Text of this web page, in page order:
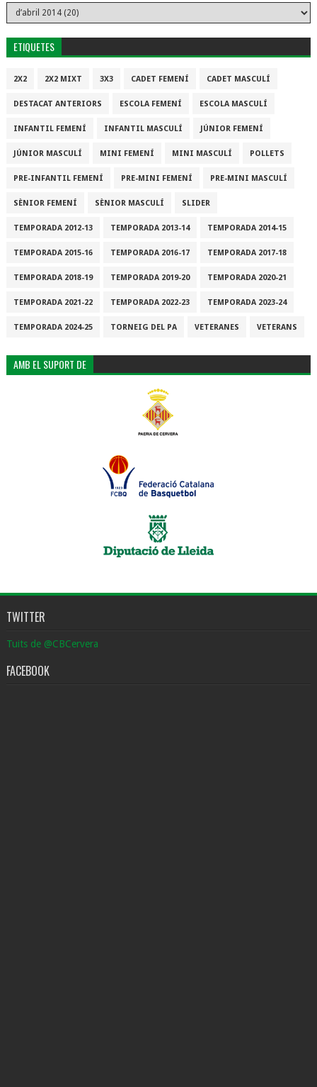
ETIQUETES
2X2 2X2 MIXT 3X3 CADET FEMENÍ CADET MASCULÍ
DESTACAT ANTERIORS ESCOLA FEMENÍ ESCOLA MASCULÍ
INFANTIL FEMENÍ INFANTIL MASCULÍ JÚNIOR FEMENÍ
JÚNIOR MASCULÍ MINI FEMENÍ MINI MASCULÍ POLLETS
PRE-INFANTIL FEMENÍ PRE-MINI FEMENÍ PRE-MINI MASCULÍ
SÈNIOR FEMENÍ SÈNIOR MASCULÍ SLIDER
TEMPORADA 2012-13 TEMPORADA 2013-14 TEMPORADA 2014-15
TEMPORADA 2015-16 TEMPORADA 2016-17 TEMPORADA 2017-18
TEMPORADA 2018-19 TEMPORADA 2019-20 TEMPORADA 2020-21
TEMPORADA 2021-22 TEMPORADA 2022-23 TEMPORADA 2023-24
TEMPORADA 2024-25 TORNEIG DEL PA VETERANES VETERANS
AMB EL SUPORT DE
TWITTER
Tuits de @CBCervera
FACEBOOK